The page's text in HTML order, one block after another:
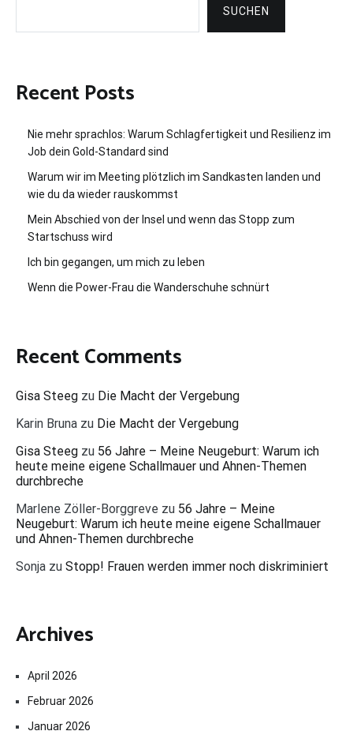
SUCHEN
Recent Posts
Nie mehr sprachlos: Warum Schlagfertigkeit und Resilienz im
Job dein Gold-Standard sind
Warum wir im Meeting plötzlich im Sandkasten landen und
wie du da wieder rauskommst
Mein Abschied von der Insel und wenn das Stopp zum
Startschuss wird
Ich bin gegangen, um mich zu leben
Wenn die Power-Frau die Wanderschuhe schnürt
Recent Comments
Gisa Steeg zu Die Macht der Vergebung
Karin Bruna zu Die Macht der Vergebung
Gisa Steeg zu 56 Jahre – Meine Neugeburt: Warum ich
heute meine eigene Schallmauer und Ahnen-Themen
durchbreche
Marlene Zöller-Borggreve zu 56 Jahre – Meine
Neugeburt: Warum ich heute meine eigene Schallmauer
und Ahnen-Themen durchbreche
Sonja zu Stopp! Frauen werden immer noch diskriminiert
Archives
April 2026
Februar 2026
Januar 2026